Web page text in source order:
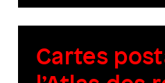
Cartes